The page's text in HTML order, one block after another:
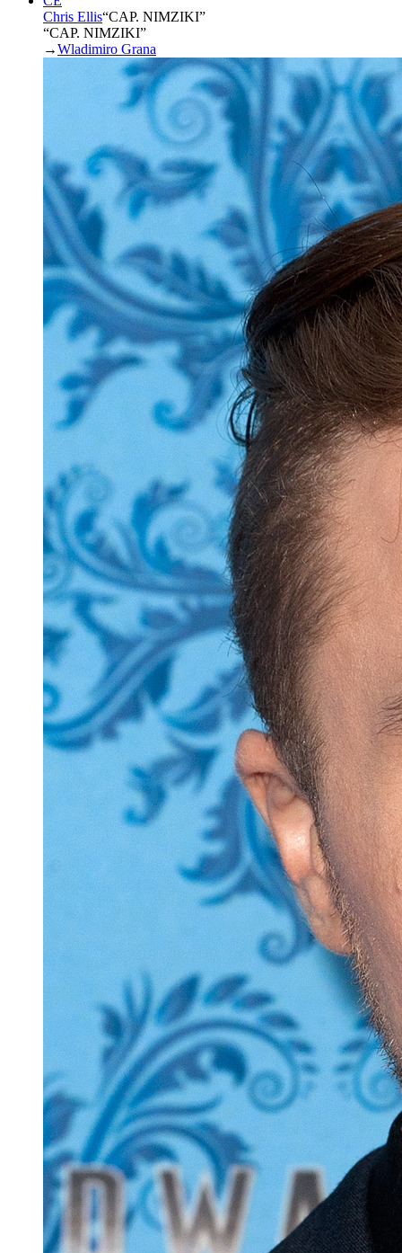
Chris Ellis“CAP. NIMZIKI”
“CAP. NIMZIKI”
→Wladimiro Grana